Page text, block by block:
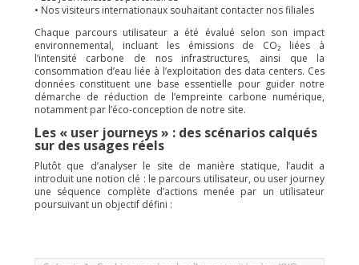
• Nos visiteurs internationaux souhaitant contacter nos filiales
Chaque parcours utilisateur a été évalué selon son impact
environnemental, incluant les émissions de CO₂ liées à
l’intensité carbone de nos infrastructures, ainsi que la
consommation d’eau liée à l’exploitation des data centers. Ces
données constituent une base essentielle pour guider notre
démarche de réduction de l’empreinte carbone numérique,
notamment par l’éco-conception de notre site.
Les « user journeys » : des scénarios calqués
sur des usages réels
Plutôt que d’analyser le site de manière statique, l’audit a
introduit une notion clé : le parcours utilisateur, ou user journey
une séquence complète d’actions menée par un utilisateur
poursuivant un objectif défini :